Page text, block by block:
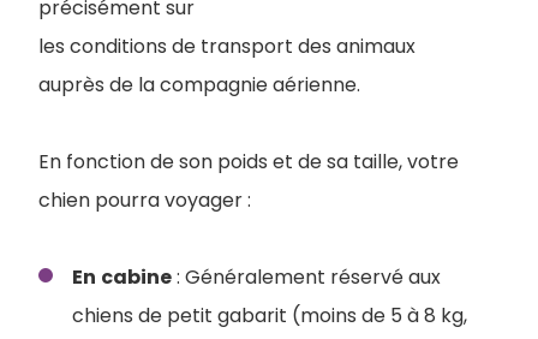
précisément sur
les conditions de transport des animaux
auprès de la compagnie aérienne.
En fonction de son poids et de sa taille, votre
chien pourra voyager :
En cabine: Généralement réservé aux
chiens de petit gabarit (moins de 5 à 8 kg,